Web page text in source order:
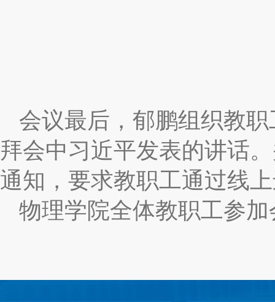
会议最后，郁鹏组织教
拜会中习近平发表的讲话
通知，要求教职工通过线
物理学院全体教职工参加